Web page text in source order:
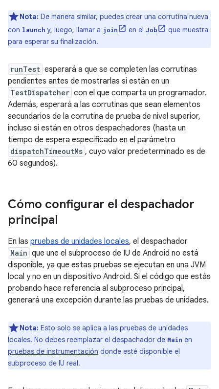
Nota: De manera similar, puedes crear una corrutina nueva
con launch y, luego, llamar a join en el Job
que muestra
para esperar su finalización.
runTest esperará a que se completen las corrutinas
pendientes antes de mostrarlas si están en un
TestDispatcher con el que comparta un programador.
Además, esperará a las corrutinas que sean elementos
secundarios de la corrutina de prueba de nivel superior,
incluso si están en otros despachadores (hasta un
tiempo de espera especificado en el parámetro
dispatchTimeoutMs , cuyo valor predeterminado es de
60 segundos).
Cómo configurar el despachador
principal
En las pruebas de unidades locales, el despachador
Main que une el subproceso de IU de Android no está
disponible, ya que estas pruebas se ejecutan en una JVM
local y no en un dispositivo Android. Si el código que estás
probando hace referencia al subproceso principal,
generará una excepción durante las pruebas de unidades.
Nota: Esto solo se aplica a las pruebas de unidades
locales. No debes reemplazar el despachador de Main en
pruebas de instrumentación donde esté disponible el
subproceso de IU real.